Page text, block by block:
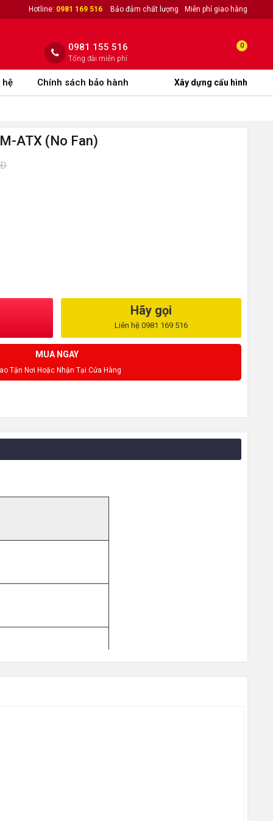
Hotline: 0981 169 516 Bảo đảm chất lượng Miễn phí giao hàng
0981 155 516
Tổng đài miễn phí
0
hệ Chính sách bảo hành Xây dựng cấu hình
ATX (No Fan)
Hãy gọi
Liên hệ 0981 169 516
MUA NGAY
Tận Nơi Hoặc Nhận Tại Cửa Hàng